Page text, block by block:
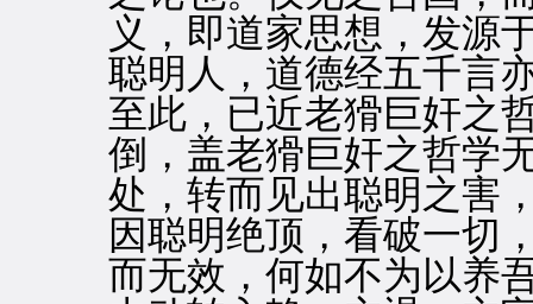
义，即道家思想，发源
聪明人，道德经五千言
至此，已近老猾巨奸之
倒，盖老猾巨奸之哲学
处，转而见出聪明之害
因聪明绝顶，看破一切
而无效，何如不为以养